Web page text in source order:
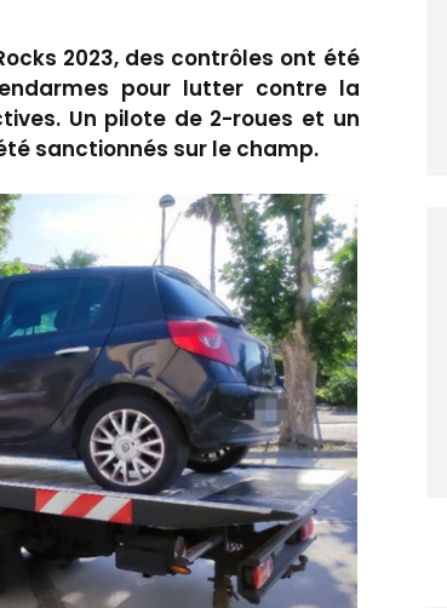
2023, des contrôles ont été
pour lutter contre la
Un pilote de 2-roues et un
sanctionnés sur le champ.